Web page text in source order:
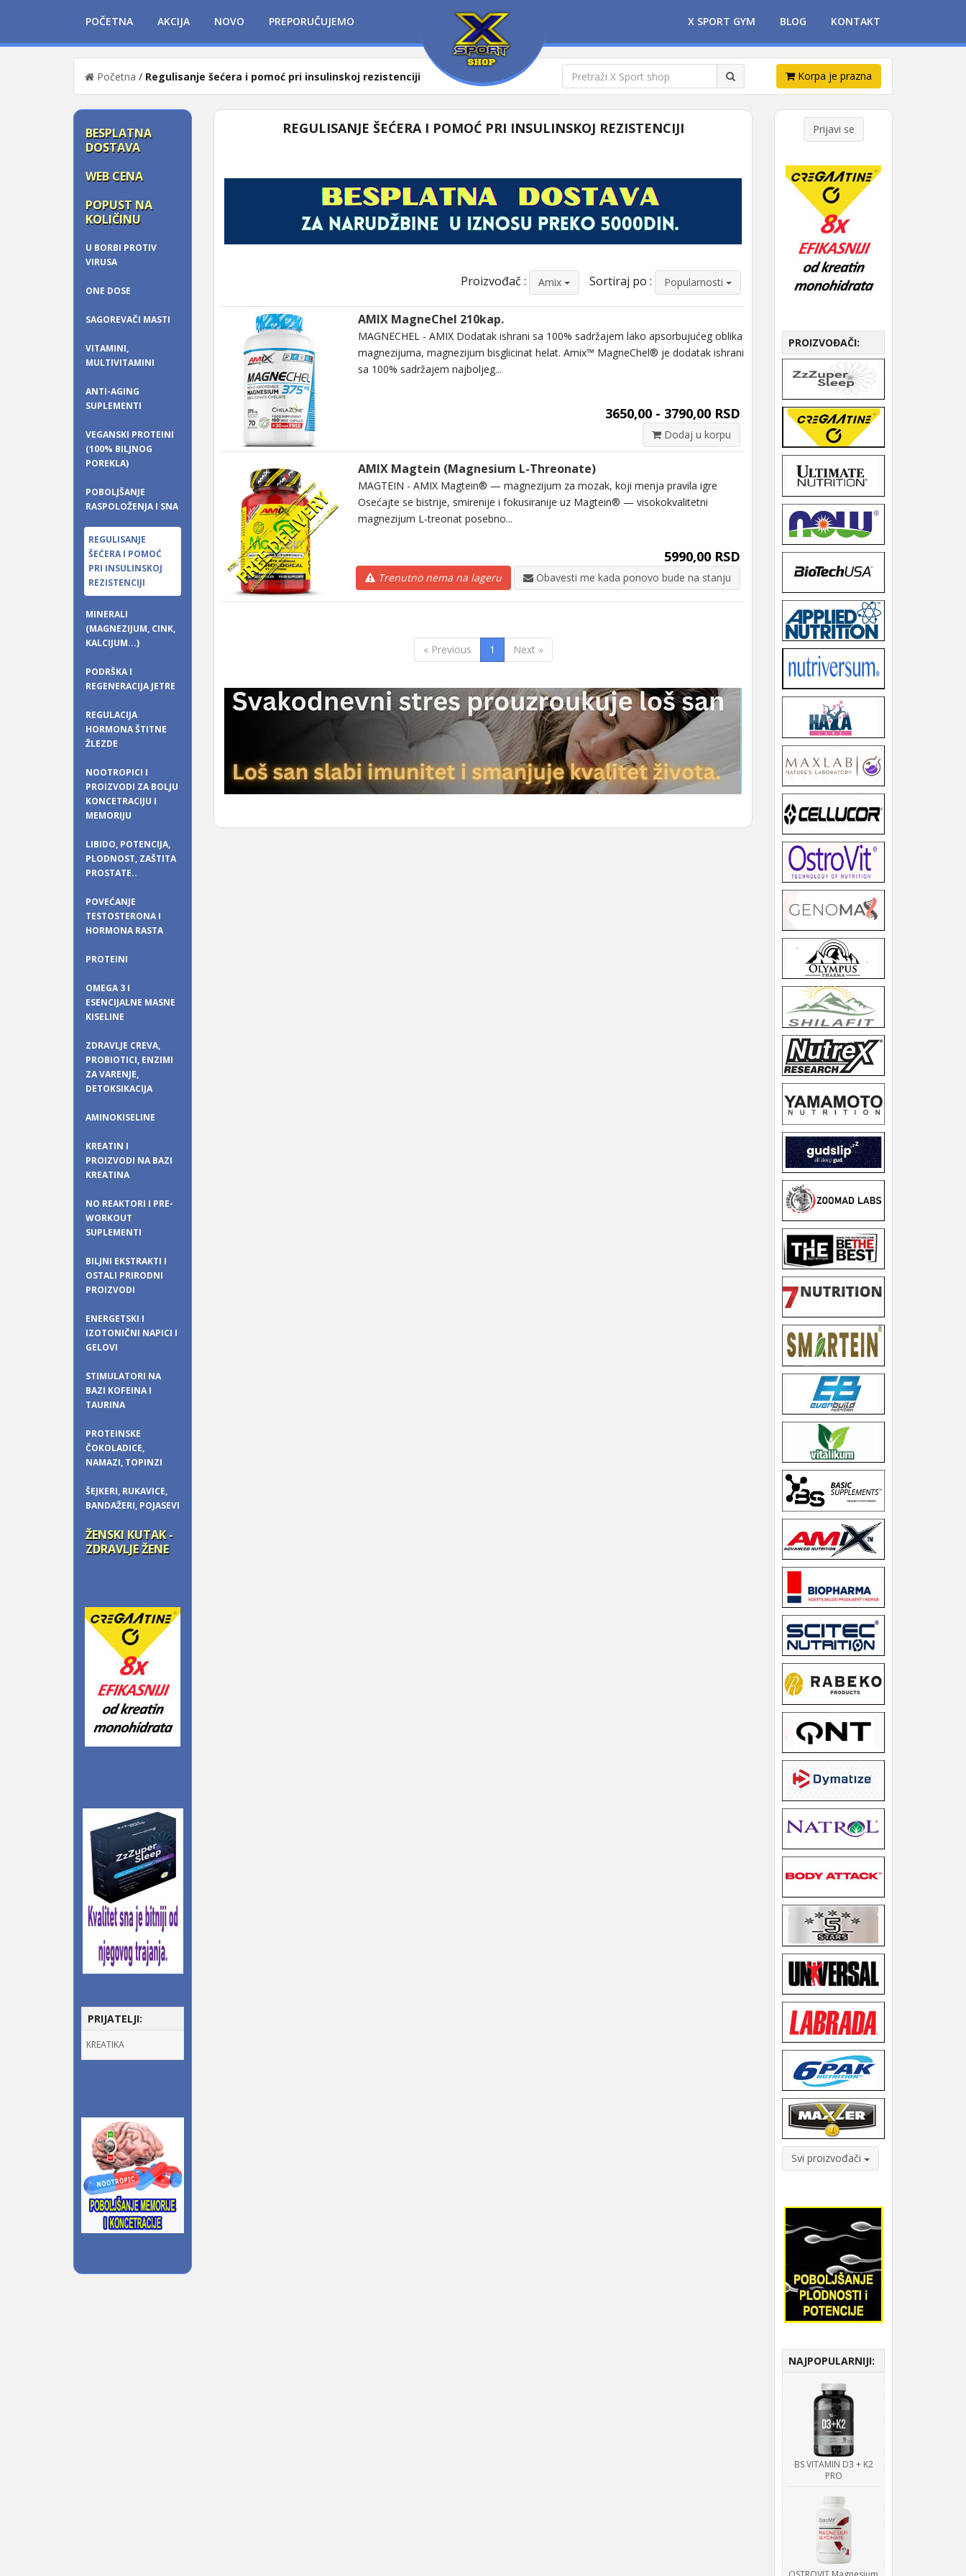
POČETNA AKCIJA NOVO PREPORUČUJEMO X SPORT GYM BLOG KONTAKT
Početna / Regulisanje šećera i pomoć pri insulinskoj rezistenciji Korpa je prazna
BESPLATNA
DOSTAVA
WEB CENA
POPUST NA
KOLIČINU
U BORBI PROTIV
VIRUSA
ONE DOSE
SAGOREVAČI MASTI
VITAMINI,
MULTIVITAMINI
ANTI-AGING
SUPLEMENTI
VEGANSKI PROTEINI
(100% BILJNOG
POREKLA)
POBOLJŠANJE
RASPOLOŽENJA I SNA
REGULISANJE
ŠEĆERA I POMOĆ
PRI INSULINSKOJ
REZISTENCIJI
MINERALI
(MAGNEZIJUM, CINK,
KALCIJUM...)
PODRŠKA I
REGENERACIJA JETRE
REGULACIJA
HORMONA ŠTITNE
ŽLEZDE
NOOTROPICI I
PROIZVODI ZA BOLJU
KONCETRACIJU I
MEMORIJU
LIBIDO, POTENCIJA,
PLODNOST, ZAŠTITA
PROSTATE..
POVEĆANJE
TESTOSTERONA I
HORMONA RASTA
PROTEINI
OMEGA 3 I
ESENCIJALNE MASNE
KISELINE
ZDRAVLJE CREVA,
PROBIOTICI, ENZIMI
ZA VARENJE,
DETOKSIKACIJA
AMINOKISELINE
KREATIN I
PROIZVODI NA BAZI
KREATINA
NO REAKTORI I PRE-
WORKOUT
SUPLEMENTI
BILJNI EKSTRAKTI I
OSTALI PRIRODNI
PROIZVODI
ENERGETSKI I
IZOTONIČNI NAPICI I
GELOVI
STIMULATORI NA
BAZI KOFEINA I
TAURINA
PROTEINSKE
ČOKOLADICE,
NAMAZI, TOPINZI
ŠEJKERI, RUKAVICE,
BANDAŽERI, POJASEVI
ŽENSKI KUTAK -
ZDRAVLJE ŽENE
PRIJATELJI:
KREATIKA
REGULISANJE ŠEĆERA I POMOĆ PRI INSULINSKOJ REZISTENCIJI
Proizvođač : Amix Sortiraj po : Popularnosti
AMIX MagneChel 210kap.
MAGNECHEL - AMIX Dodatak ishrani sa 100% sadržajem lako apsorbujućeg oblika
magnezijuma, magnezijum bisglicinat helat. Amix™ MagneChel® je dodatak ishrani
sa 100% sadržajem najboljeg...
3650,00 - 3790,00 RSD
Dodaj u korpu
AMIX Magtein (Magnesium L-Threonate)
MAGTEIN - AMIX Magtein® — magnezijum za mozak, koji menja pravila igre
Osećajte se bistrije, smirenije i fokusiranije uz Magtein® — visokokvalitetni
magnezijum L‑treonat posebno...
5990,00 RSD
Trenutno nema na lageru Obavesti me kada ponovo bude na stanju
« Previous 1 Next »
Prijavi se
PROIZVOĐAČI:
Svi proizvođači
NAJPOPULARNIJI:
BS VITAMIN D3 + K2
PRO